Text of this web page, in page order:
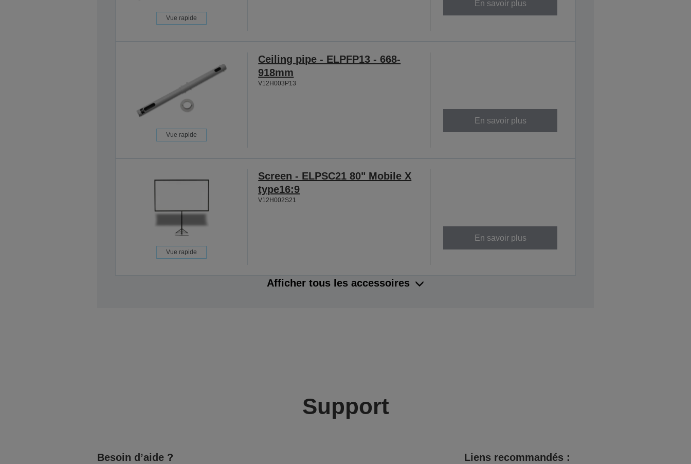
Vue rapide
En savoir plus
Vue rapide
Ceiling pipe - ELPFP13 - 668-
918mm
V12H003P13
En savoir plus
Vue rapide
Screen - ELPSC21 80" Mobile X
type16:9
V12H002S21
En savoir plus
Afficher tous les accessoires
Support
Besoin d’aide ? Liens recommandés :